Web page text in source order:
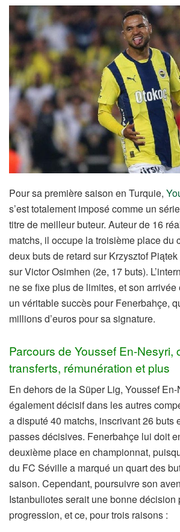
Pour sa première saison en Turquie,
s’est totalement imposé comme un
titre de meilleur buteur. Auteur de 16
matchs, il occupe la troisième place du
deux buts de retard sur Krzysztof
sur Victor Osimhen (2e, 17 buts).
ne se fixe plus de limites, et son arrivée
un véritable succès pour Fenerbahçe,
millions d’euros pour sa signature.
Parcours de Youssef En-Nesyri,
transferts, rémunération et plus
En dehors de la Süper Lig, Youssef
également décisif dans les autres
a disputé 40 matchs, inscrivant 26 buts
passes décisives. Fenerbahçe lui doit
deuxième place en championnat,
du FC Séville a marqué un quart des
saison. Cependant, poursuivre son
Istanbuliotes serait une bonne décision
progression, et ce, pour trois raisons :